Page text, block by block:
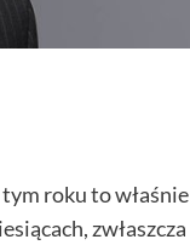
roku to właśnie
zwłaszcza